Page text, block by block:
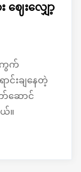
ဈေးလျှော့
ကွက်
င်းချနေတဲ့
ာ်ဆောင်
။
ေးကွက်တွေက